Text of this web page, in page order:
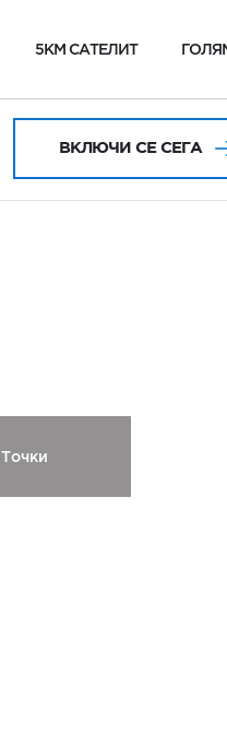
5KM САТЕЛИТ
ВКЛЮЧИ СЕ СЕГА
Точки